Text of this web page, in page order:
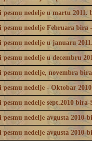
pesmu nedelje u martu 2011.
pesmu nedelje Februara bira
pesmu nedelje u januaru
pesmu nedelje u decembru
pesmu nedelje, novembra
pesmu nedelje - Oktobar
pesmu nedelje sept.2010
pesmu nedelje avgusta 2010-
pesmu nedelje avgusta 2010-